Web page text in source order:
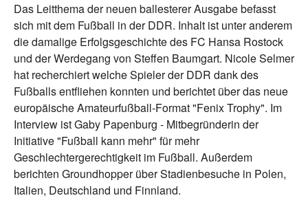
Das Leitthema der neuen ballesterer Ausgabe befasst
sich mit dem Fußball in der DDR. Inhalt ist unter anderem
die damalige Erfolgsgeschichte des FC Hansa Rostock
und der Werdegang von Steffen Baumgart. Nicole Selmer
hat recherchiert welche Spieler der DDR dank des
Fußballs entfliehen konnten und berichtet über das neue
europäische Amateurfußball-Format "Fenix Trophy". Im
Interview ist Gaby Papenburg - Mitbegründerin der
Initiative "Fußball kann mehr" für mehr
Geschlechtergerechtigkeit im Fußball. Außerdem
berichten Groundhopper über Stadienbesuche in Polen,
Italien, Deutschland und Finnland.